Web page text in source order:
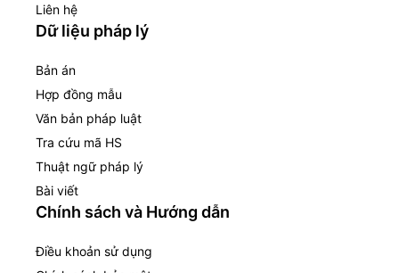
Liên hệ
Dữ liệu pháp lý
Bản án
Hợp đồng mẫu
Văn bản pháp luật
Tra cứu mã HS
Thuật ngữ pháp lý
Bài viết
Chính sách và Hướng dẫn
Điều khoản sử dụng